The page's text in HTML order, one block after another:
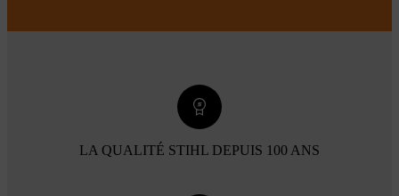
LA QUALITÉ STIHL DEPUIS 100 ANS